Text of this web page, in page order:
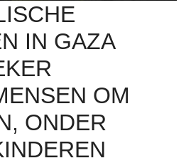
IN GAZA
OM
ONDER